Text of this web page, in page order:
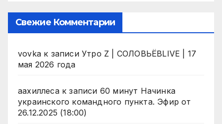
Свежие Комментарии
vovka к записи Утро Z | СОЛОВЬЁВLIVE | 17
мая 2026 года
аахиллесак записи 60 минут Начинка
украинского командного пункта. Эфир от
26.12.2025 (18:00)